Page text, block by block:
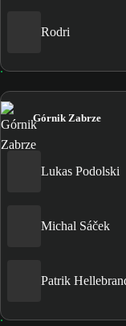
Rodri
Górnik Zabrze
Lukas Podolski
Michal Sáček
Patrik